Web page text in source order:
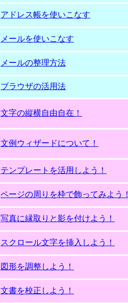
アドレス帳を使いこなす
メールを使いこなす
メールの整理方法
ブラウザの活用法
文字の縦横自由自在！
文例ウィザードについて！
テンプレートを活用しよう！
ページの周りを枠で飾ってみよう！
写真に縁取りと影を付けよう！
スクロール文字を挿入しよう！
図形を調整しよう！
文書を校正しよう！